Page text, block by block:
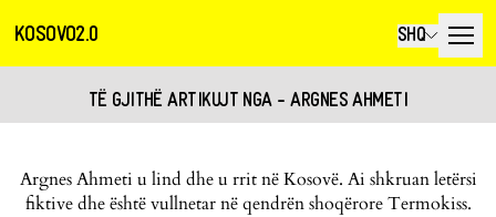
KOSOVO2.0 SHQ
TË GJITHË ARTIKUJT NGA - ARGNES AHMETI
Argnes Ahmeti u lind dhe u rrit në Kosovë. Ai shkruan letërsi
fiktive dhe është vullnetar në qendrën shoqërore Termokiss.